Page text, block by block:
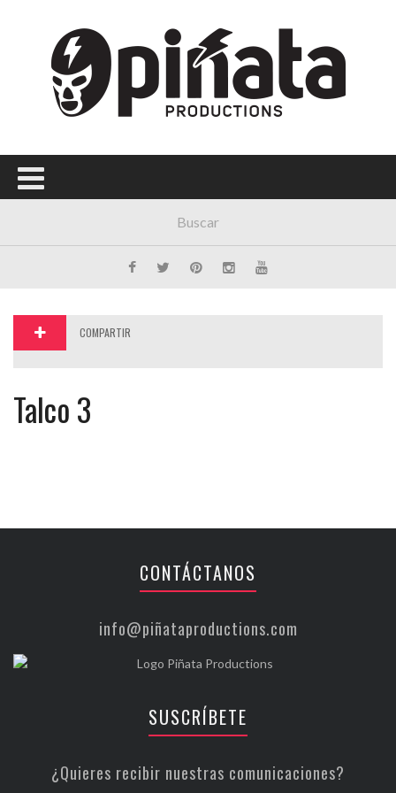
Menú Principal
PORTADA
CONCIERTOS
FESTIVALES
COMPARTIR
Talco 3
CONTÁCTANOS
info@piñataproductions.com
SUSCRÍBETE
¿Quieres recibir nuestras comunicaciones?